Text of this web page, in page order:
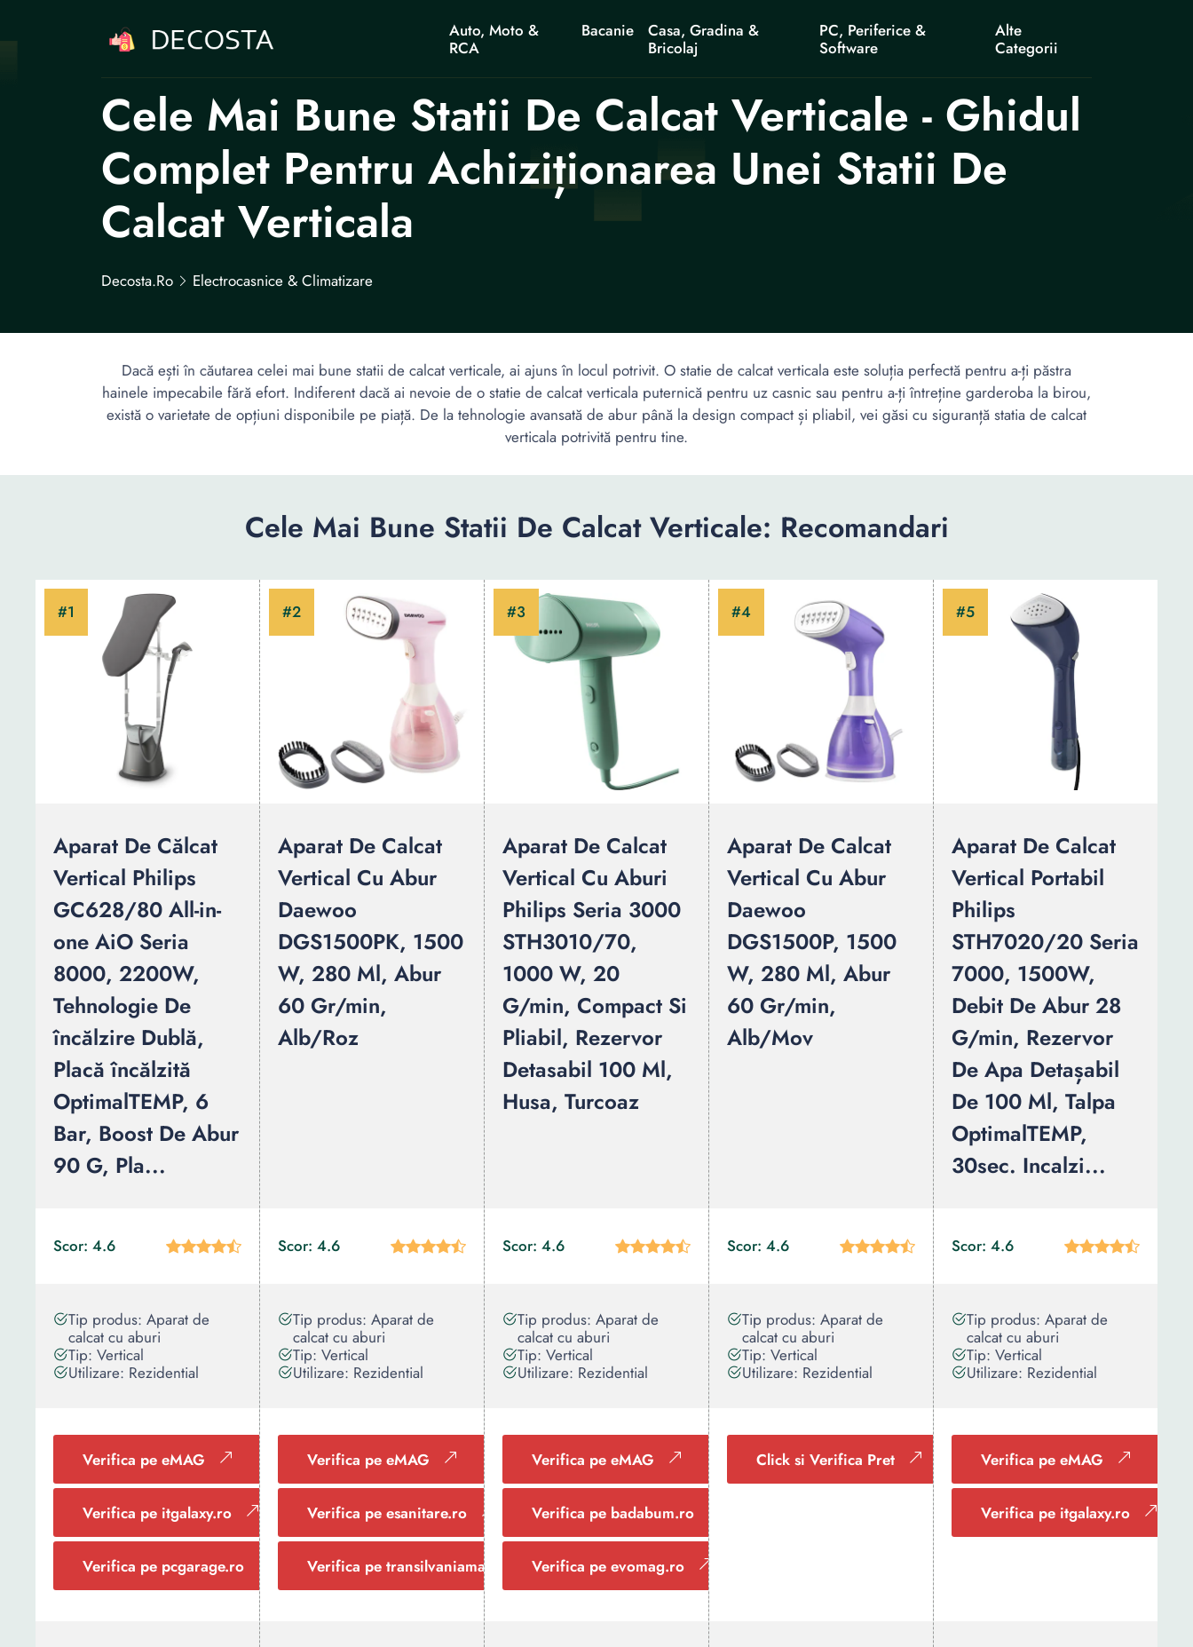
Auto, Moto &
RCA
Bacanie
Casa, Gradina &
Bricolaj
PC, Periferice &
Software
Alte
Categorii
Cele Mai Bune Statii De Calcat Verticale - Ghidul
Complet Pentru Achiziționarea Unei Statii De
Calcat Verticala
Decosta.ro Electrocasnice & Climatizare
Dacă ești în căutarea celei mai bune statii de calcat verticale, ai ajuns în locul potrivit. O statie de calcat verticala este soluția perfectă pentru a-ți păstra
hainele impecabile fără efort. Indiferent dacă ai nevoie de o statie de calcat verticala puternică pentru uz casnic sau pentru a-ți întreține garderoba la birou,
există o varietate de opțiuni disponibile pe piață. De la tehnologie avansată de abur până la design compact și pliabil, vei găsi cu siguranță statia de calcat
verticala potrivită pentru tine.
Cele Mai Bune Statii De Calcat Verticale: Recomandari
Aparat De Călcat
Vertical Philips
GC628/80 All-in-
one AiO Seria
8000, 2200W,
Tehnologie De
încălzire Dublă,
Placă încălzită
OptimalTEMP, 6
Bar, Boost De Abur
90 G, Pla...
Scor: 4.6
Tip produs: Aparat de
calcat cu aburi
Tip: Vertical
Utilizare: Rezidential
Verifica pe eMAG
Verifica pe itgalaxy.ro
Verifica pe pcgarage.ro
Aparat De Calcat
Vertical Cu Abur
Daewoo
DGS1500PK, 1500
W, 280 Ml, Abur
60 Gr/min,
Alb/Roz
Scor: 4.6
Tip produs: Aparat de
calcat cu aburi
Tip: Vertical
Utilizare: Rezidential
Verifica pe eMAG
Verifica pe esanitare.ro
Verifica pe transilvaniamag.ro
Aparat De Calcat
Vertical Cu Aburi
Philips Seria 3000
STH3010/70,
1000 W, 20
G/min, Compact Si
Pliabil, Rezervor
Detasabil 100 Ml,
Husa, Turcoaz
Scor: 4.6
Tip produs: Aparat de
calcat cu aburi
Tip: Vertical
Utilizare: Rezidential
Verifica pe eMAG
Verifica pe badabum.ro
Verifica pe evomag.ro
Aparat De Calcat
Vertical Cu Abur
Daewoo
DGS1500P, 1500
W, 280 Ml, Abur
60 Gr/min,
Alb/Mov
Scor: 4.6
Tip produs: Aparat de
calcat cu aburi
Tip: Vertical
Utilizare: Rezidential
Click si Verifica Pret
Aparat De Calcat
Vertical Portabil
Philips
STH7020/20 Seria
7000, 1500W,
Debit De Abur 28
G/min, Rezervor
De Apa Detașabil
De 100 Ml, Talpa
OptimalTEMP,
30sec. Incalzi...
Scor: 4.6
Tip produs: Aparat de
calcat cu aburi
Tip: Vertical
Utilizare: Rezidential
Verifica pe eMAG
Verifica pe itgalaxy.ro